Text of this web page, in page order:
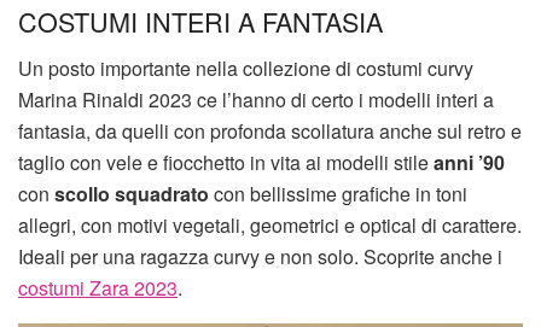
COSTUMI INTERI A FANTASIA
Un posto importante nella collezione di costumi curvy
Marina Rinaldi 2023 ce l’hanno di certo i modelli interi a
fantasia, da quelli con profonda scollatura anche sul retro e
taglio con vele e fiocchetto in vita ai modelli stileanni ’90
con scollo squadrato con bellissime grafiche in toni
allegri, con motivi vegetali, geometrici e optical di carattere.
Ideali per una ragazza curvy e non solo. Scoprite anche i
costumi Zara 2023.